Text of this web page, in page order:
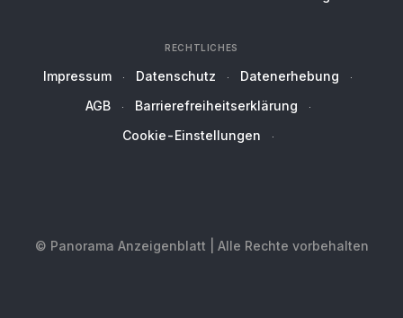
RECHTLICHES
Impressum Datenschutz
Datenerhebung
AGB
Barrierefreiheitserklärung
Cookie-Einstellungen
© Panorama Anzeigenblatt | Alle Rechte vorbehalten